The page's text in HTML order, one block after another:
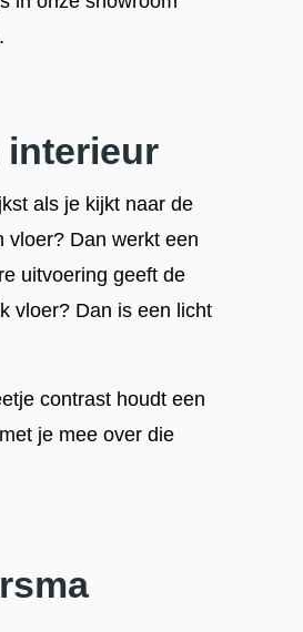
interieur
als je kijkt naar de
vloer? Dan werkt een
uitvoering geeft de
vloer? Dan is een licht
contrast houdt een
je mee over die